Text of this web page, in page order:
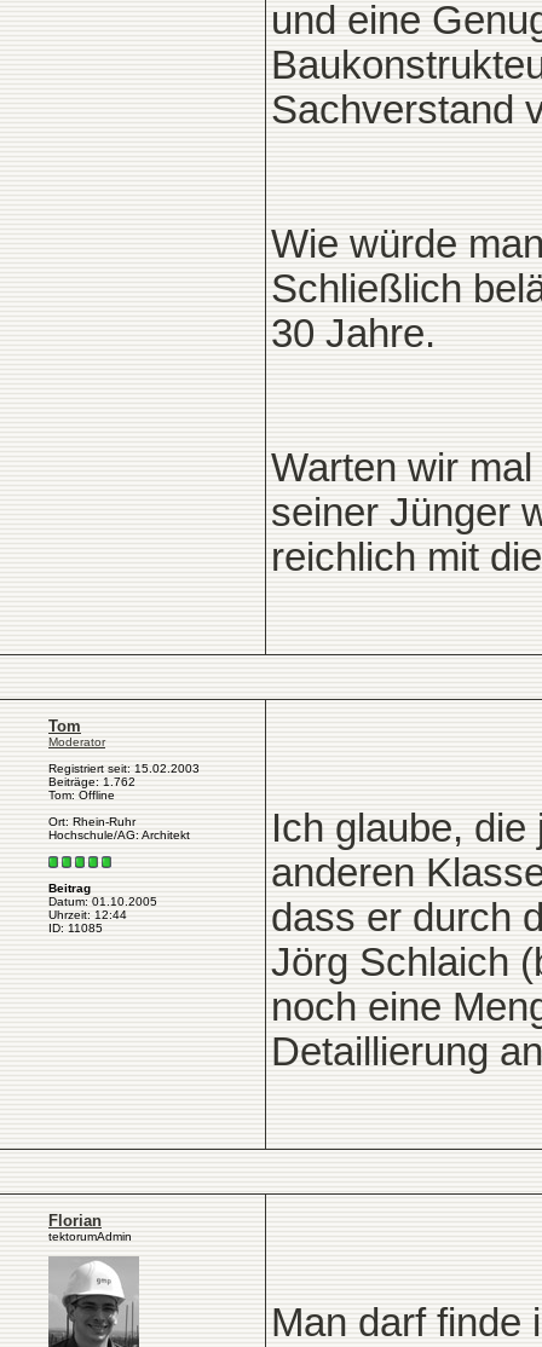
und eine
Sachverstand
Wie würde
Schließlich
30 Jahre.
Warten wir
seiner Jünger
reichlich mit
Tom
Moderator
Registriert seit: 15.02.2003
Beiträge: 1.762
Tom: Offline
Ort: Rhein-Ruhr
Hochschule/AG: Architekt
Beitrag
Datum: 01.10.2005
Uhrzeit: 12:44
ID: 11085
Ich glaube,
anderen
dass er durch
Jörg Schlaich
noch eine
Detaillierung
Florian
tektorumAdmin
Man darf finde